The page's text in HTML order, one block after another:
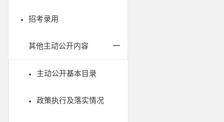
招考录用
其他主动公开内容
主动公开基本目录
政策执行及落实情况